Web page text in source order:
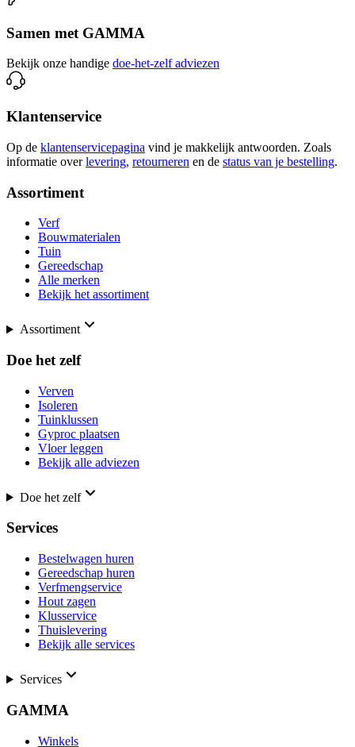
Samen met GAMMA
Bekijk onze handige doe-het-zelf adviezen
Klantenservice
Op de klantenservicepagina vind je makkelijk antwoorden. Zoals
informatie over levering, retourneren en de status van je bestelling.
Assortiment
Verf
Bouwmaterialen
Tuin
Gereedschap
Alle merken
Bekijk het assortiment
Assortiment
Doe het zelf
Verven
Isoleren
Tuinklussen
Gyproc plaatsen
Vloer leggen
Bekijk alle adviezen
Doe het zelf
Services
Bestelwagen huren
Gereedschap huren
Verfmengservice
Hout zagen
Klusservice
Thuislevering
Bekijk alle services
Services
GAMMA
Winkels